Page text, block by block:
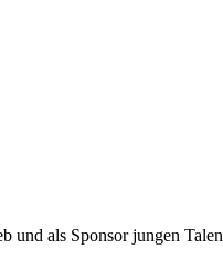
und als Sponsor jungen